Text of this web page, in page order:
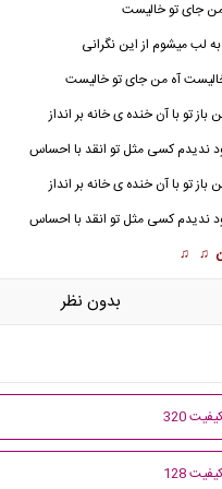
جای تو خالیست
لب میشوم از این نگرانی
آه من جای تو خالیست
تو با آن خنده ی خانه بر انداز
ندیدم کسی مثل تو انقد با احساس
تو با آن خنده ی خانه بر انداز
ندیدم کسی مثل تو انقد با احساس
♫ ♫
بدون نظر
320
128